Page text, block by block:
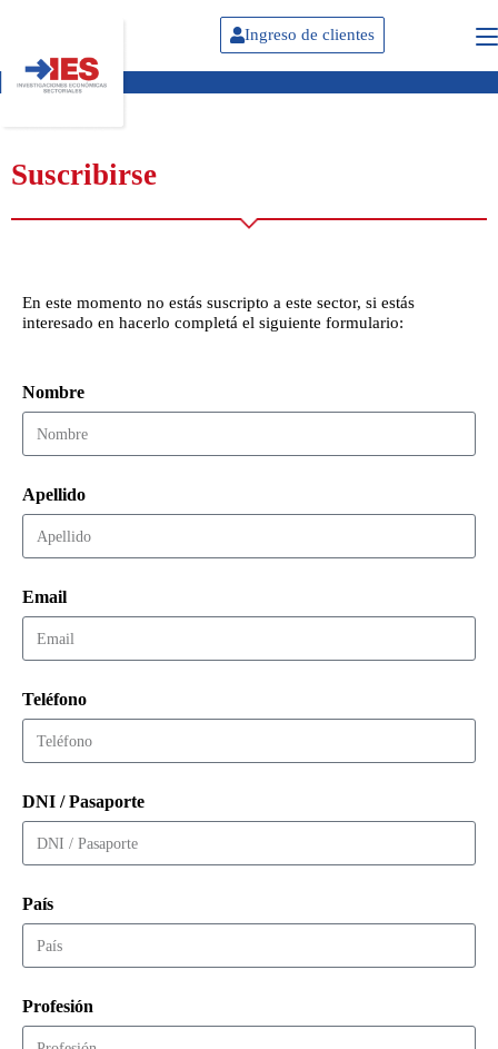
Ingreso de clientes
Suscribirse
En este momento no estás suscripto a este sector, si estás
interesado en hacerlo completá el siguiente formulario:
Nombre
Apellido
Email
Teléfono
DNI / Pasaporte
País
Profesión